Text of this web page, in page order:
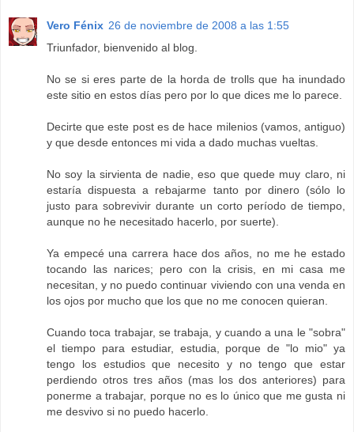
Vero Fénix 26 de noviembre de 2008 a las 1:55
Triunfador, bienvenido al blog.
No se si eres parte de la horda de trolls que ha inundado
este sitio en estos días pero por lo que dices me lo parece.
Decirte que este post es de hace milenios (vamos, antiguo)
y que desde entonces mi vida a dado muchas vueltas.
No soy la sirvienta de nadie, eso que quede muy claro, ni
estaría dispuesta a rebajarme tanto por dinero (sólo lo
justo para sobrevivir durante un corto período de tiempo,
aunque no he necesitado hacerlo, por suerte).
Ya empecé una carrera hace dos años, no me he estado
tocando las narices; pero con la crisis, en mi casa me
necesitan, y no puedo continuar viviendo con una venda en
los ojos por mucho que los que no me conocen quieran.
Cuando toca trabajar, se trabaja, y cuando a una le "sobra"
el tiempo para estudiar, estudia, porque de "lo mio" ya
tengo los estudios que necesito y no tengo que estar
perdiendo otros tres años (mas los dos anteriores) para
ponerme a trabajar, porque no es lo único que me gusta ni
me desvivo si no puedo hacerlo.